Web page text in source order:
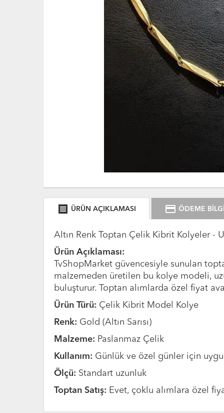
receipt ÜRÜN AÇIKLAMASI credit_card ÖDEME
Altın Renk Toptan Çelik Kibrit Kolyeler -
Ürün Açıklaması:
TvShopMarket güvencesiyle sunulan
malzemeden üretilen bu kolye modeli,
buluşturur. Toptan alımlarda özel fiyat
Ürün Türü: Çelik Kibrit Model Kolye
Renk: Gold (Altın Sarısı)
Malzeme: Paslanmaz Çelik
Kullanım: Günlük ve özel günler için
Ölçü: Standart uzunluk
Toptan Satış: Evet, çoklu alımlara özel